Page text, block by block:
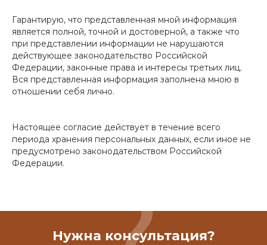
Гарантирую, что представленная мной информация
является полной, точной и достоверной, а также что
при представлении информации не нарушаются
действующее законодательство Российской
Федерации, законные права и интересы третьих лиц.
Вся представленная информация заполнена мною в
отношении себя лично.
Настоящее согласие действует в течение всего
периода хранения персональных данных, если иное не
предусмотрено законодательством Российской
Федерации.
Нужна консультация?